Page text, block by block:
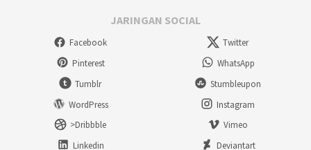
JARINGAN SOCIAL
Facebook
Twitter
Pinterest
WhatsApp
Tumblr
Stumbleupon
WordPress
Instagram
>Dribbble
Vimeo
Linkedin
Deviantart